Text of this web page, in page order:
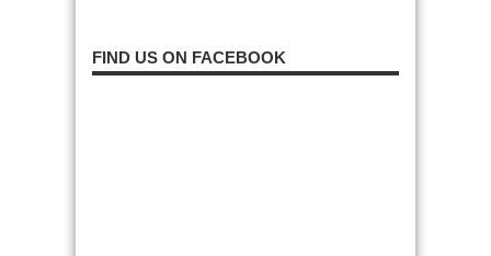
FIND US ON FACEBOOK